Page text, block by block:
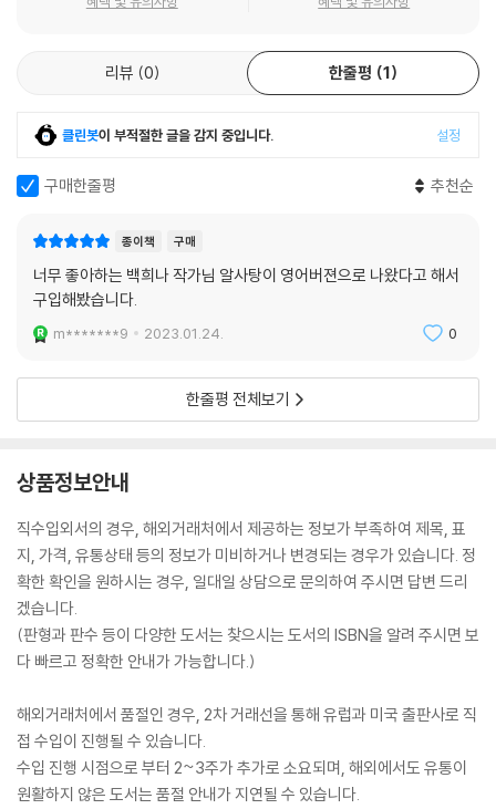
리뷰 0 한줄평 1
클린봇이 부적절한 글을 감지 중입니다. 설정
구매한줄평 추천순
종이책 구매
너무 좋아하는 백희나 작가님 알사탕이 영어버젼으로 나왔다고 해서
구입해봤습니다.
m*******9 2023.01.24. 0
한줄평 전체보기
상품정보안내
직수입외서의 경우, 해외거래처에서 제공하는 정보가 부족하여 제목, 표
지, 가격, 유통상태 등의 정보가 미비하거나 변경되는 경우가 있습니다. 정
확한 확인을 원하시는 경우, 일대일 상담으로 문의하여 주시면 답변 드리
겠습니다.
(판형과 판수 등이 다양한 도서는 찾으시는 도서의 ISBN을 알려 주시면 보
다 빠르고 정확한 안내가 가능합니다.)
해외거래처에서 품절인 경우, 2차 거래선을 통해 유럽과 미국 출판사로 직
접 수입이 진행될 수 있습니다.
수입 진행 시점으로 부터 2~3주가 추가로 소요되며, 해외에서도 유통이
원활하지 않은 도서는 품절 안내가 지연될 수 있습니다.